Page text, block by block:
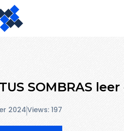
SOMBRAS
2024Views: 197